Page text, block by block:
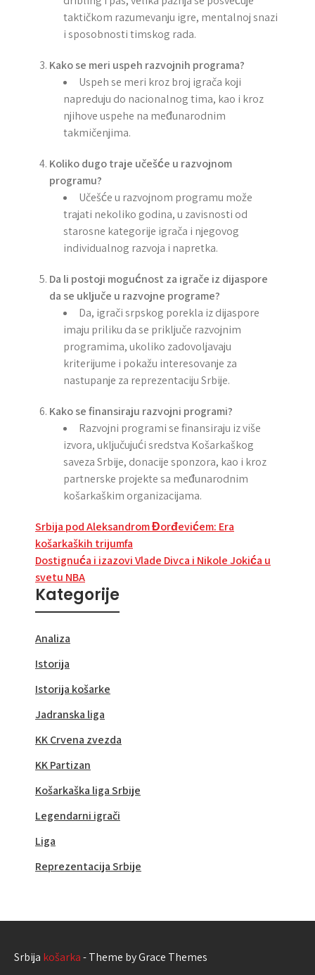
taktičkom razumevanju igre, mentalnoj snazi
i sposobnosti timskog rada.
Kako se meri uspeh razvojnih programa?
Uspeh se meri kroz broj igrača koji
napreduju do nacionalnog tima, kao i kroz
njihove uspehe na međunarodnim
takmičenjima.
Koliko dugo traje učešće u razvojnom
programu?
Učešće u razvojnom programu može
trajati nekoliko godina, u zavisnosti od
starosne kategorije igrača i njegovog
individualnog razvoja i napretka.
Da li postoji mogućnost za igrače iz dijaspore
da se uključe u razvojne programe?
Da, igrači srpskog porekla iz dijaspore
imaju priliku da se priključe razvojnim
programima, ukoliko zadovoljavaju
kriterijume i pokažu interesovanje za
nastupanje za reprezentaciju Srbije.
Kako se finansiraju razvojni programi?
Razvojni programi se finansiraju iz više
izvora, uključujući sredstva Košarkaškog
saveza Srbije, donacije sponzora, kao i kroz
partnerske projekte sa međunarodnim
košarkaškim organizacijama.
Post
navigation
Srbija pod Aleksandrom Đorđevićem: Era
košarkaških trijumfa
Dostignuća i izazovi Vlade Divca i Nikole Jokića u
svetu NBA
Kategorije
Analiza
Istorija
Istorija košarke
Jadranska liga
KK Crvena zvezda
KK Partizan
Košarkaška liga Srbije
Legendarni igrači
Liga
Reprezentacija Srbije
Srbija košarka- Theme by Grace Themes